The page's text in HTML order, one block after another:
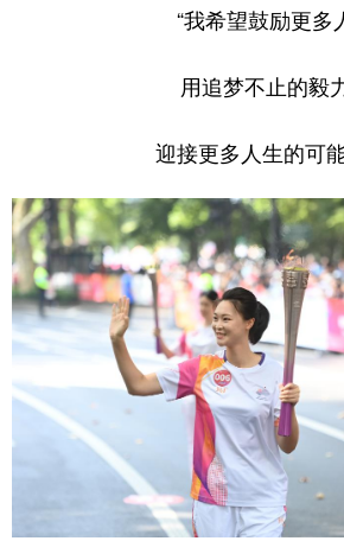
“我希望鼓励更多
用追梦不止的毅
迎接更多人生的可